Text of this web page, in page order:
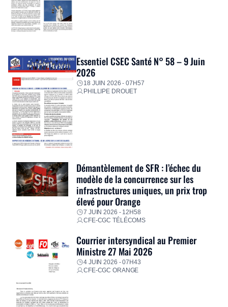
Essentiel CSEC Santé N° 58 – 9 Juin
2026
18 JUIN 2026 - 07H57
PHILLIPE DROUET
Démantèlement de SFR : l’échec du
modèle de la concurrence sur les
infrastructures uniques, un prix trop
élevé pour Orange
7 JUIN 2026 - 12H58
CFE-CGC TÉLÉCOMS
Courrier intersyndical au Premier
Ministre 27 Mai 2026
4 JUIN 2026 - 07H43
CFE-CGC ORANGE